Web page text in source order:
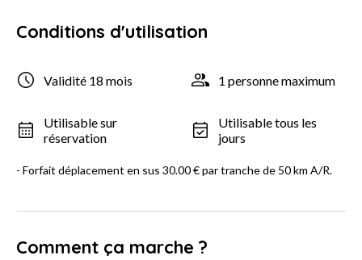
Conditions d'utilisation
Validité 18 mois 1 personne maximum
Utilisable sur
réservation
Utilisable tous les
jours
- Forfait déplacement en sus 30.00 € par tranche de 50 km A/R.
Comment ça marche ?